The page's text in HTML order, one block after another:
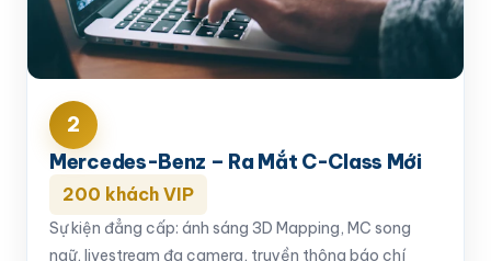
2
Mercedes-Benz – Ra Mắt C-Class Mới
200 khách VIP
Sự kiện đẳng cấp: ánh sáng 3D Mapping, MC song
ngữ, livestream đa camera, truyền thông báo chí